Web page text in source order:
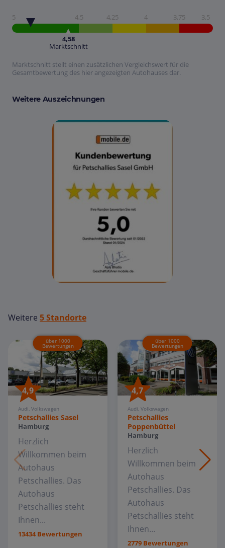
5 4,5 4,25 4 3,75 3,5
4,58
Marktschnitt
Marktschnitt stellt einen zusätzlichen Vergleichswert für die
Gesamtbewertung des hier angezeigten Autohauses dar.
Weitere Auszeichnungen
Weitere 5 Standorte
über 1000
Bewertungen
4,9
Audi, Volkswagen
Petschallies Sasel
Hamburg
Herzlich
Willkommen beim
Autohaus
Petschallies. Das
Autohaus
Petschallies steht
Ihnen...
13434 Bewertungen
über 1000
Bewertungen
4,7
Audi, Volkswagen
Petschallies
Poppenbüttel
Hamburg
Herzlich
Willkommen beim
Autohaus
Petschallies. Das
Autohaus
Petschallies steht
Ihnen...
2779 Bewertungen